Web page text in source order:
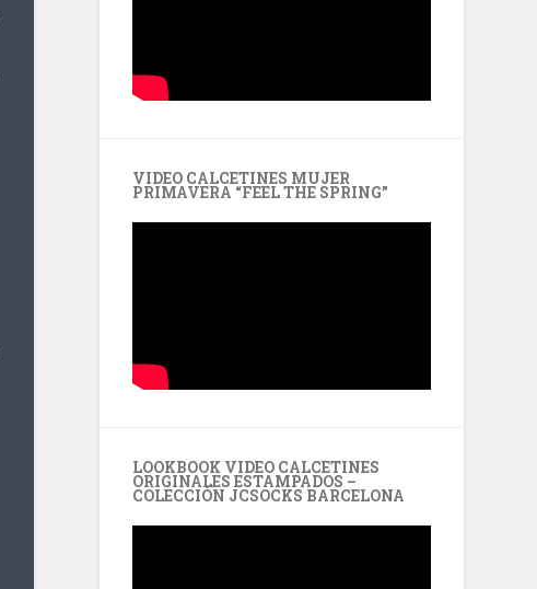
VIDEO CALCETINES MUJER
PRIMAVERA “FEEL THE SPRING”
LOOKBOOK VIDEO CALCETINES
ORIGINALES ESTAMPADOS –
COLECCIÓN JCSOCKS BARCELONA